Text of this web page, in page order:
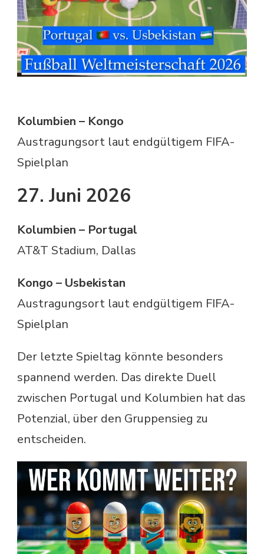
Kolumbien – Kongo
Austragungsort laut endgültigem FIFA-
Spielplan
27. Juni 2026
Kolumbien – Portugal
AT&T Stadium, Dallas
Kongo – Usbekistan
Austragungsort laut endgültigem FIFA-
Spielplan
Der letzte Spieltag könnte besonders
spannend werden. Das direkte Duell
zwischen Portugal und Kolumbien hat das
Potenzial, über den Gruppensieg zu
entscheiden.